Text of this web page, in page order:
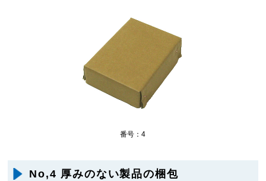
番号：4
No,4 厚みのない製品の梱包